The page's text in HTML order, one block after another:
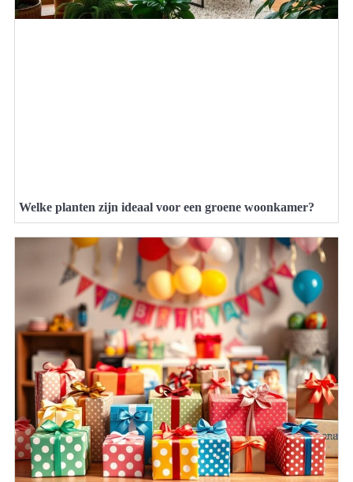
Welke planten zijn ideaal voor een groene woonkamer?